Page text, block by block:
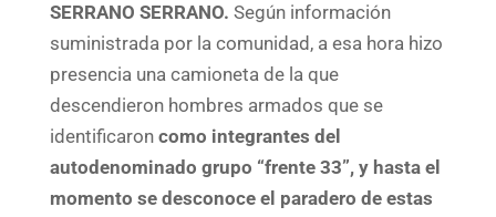
SERRANO SERRANO. Según información
suministrada por la comunidad, a esa hora hizo
presencia una camioneta de la que
descendieron hombres armados que se
identificaron como integrantes del
autodenominado grupo “frente 33”, y hasta el
momento se desconoce el paradero de estas